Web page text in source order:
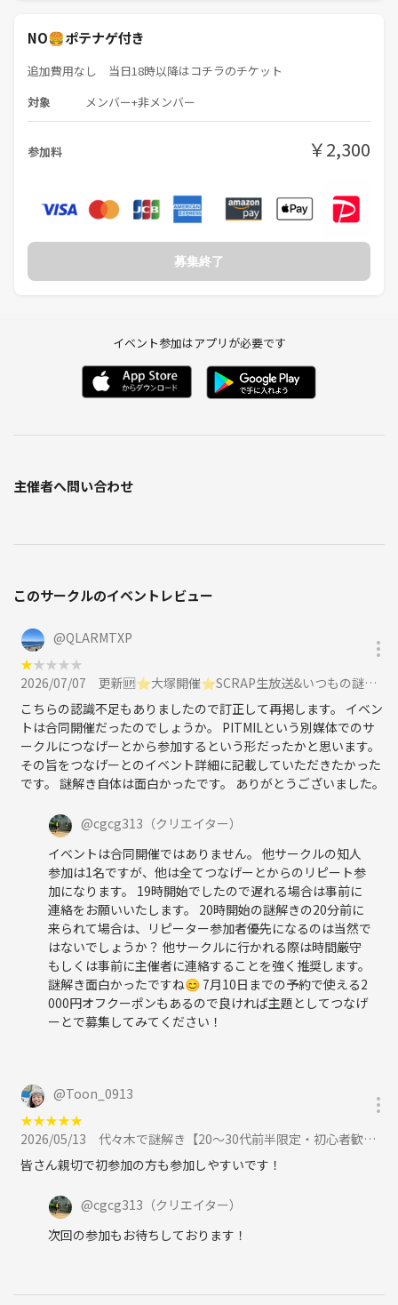
青春って甘酸っぱいよねー
言葉は通じずとも、少年と犬はいつも仲良く暮らしていました。
天才謎解きプレイヤーのイロハは小学一年生。
イロハは本日行われる学年末テストに心臓をバクバクさせていた。
でクラス中が大盛り上がりする。
イロハは、どんな問題が出題されるのか楽しみな反面、不安を感じてい
た。天才謎解きプレイヤーの名に恥じぬよう、ここは何としても満点を
今、決戦の火蓋が切られる。
こくご、さんすう、都道府県のテストが謎やパズルだらけ？
【過去作品のクリアタイム⌛️】
なので元気でれば更新します
〜みんなで🦆鍋🍲リピーター限定〜👫14名参加
～目指せラスボス討伐！～🌸
クリアタイム:1時間半🥇
◆ みんなで競技謎解き – GREAT ESCAPE –🌙
クリアタイム:50分🥇
◆ 思い出し中…
〜6回目の開催〜👫24名参加
◆ キミとサンポ🌸
クリアタイム:1時間🥇
◆ 出口のない違法建築物からの脱出🌙
クリアタイム1時間🥇
◆ 生き返ったら超デカい
ピラミッドに閉じ込められていた
クリアタイム:1時間半🥇
◆ ポジティブ謎🌸
クリアタイム:1時間半🥇
◆ 思い出し中…
◆ 思い出し中…
〜5回目の開催〜👫20名参加
◆危険潜む謎解きキット事件簿❄️
◆Monster Trap🌙
クリアタイム:1時間🥇
◆ 夜のリアル脱出ゲーム常設店舗からの脱出🌙
NO🍔ポテナゲ付き
追加費用なし 当日18時以降はコチラのチケット
対象 メンバー+非メンバー
参加料 ￥2,300
募集終了
イベント参加はアプリが必要です
主催者へ問い合わせ
このサークルのイベントレビュー
@QLARMTXP
★★★★★
2026/07/07
更新🆙⭐️大塚開催⭐️SCRAP生放送&いつもの謎解き【20代～30代前半限定】に参加
こちらの認識不足もありましたので訂正して再掲します。 イベン
トは合同開催だったのでしょうか。 PITMILという別媒体でのサ
ークルにつなげーとから参加するという形だったかと思います。
その旨をつなげーとのイベント詳細に記載していただきたかった
です。 謎解き自体は面白かったです。 ありがとうございました。
@cgcg313 （クリエイター）
イベントは合同開催ではありません。 他サークルの知人
参加は1名ですが、他は全てつなげーとからのリピート参
加になります。 19時開始でしたので遅れる場合は事前に
連絡をお願いいたします。 20時開始の謎解きの20分前に
来られて場合は、リピーター参加者優先になるのは当然で
はないでしょうか？ 他サークルに行かれる際は時間厳守
もしくは事前に主催者に連絡することを強く推奨します。
謎解き面白かったですね😊 7月10日までの予約で使える2
000円オフクーポンもあるので良ければ主題としてつなげ
ーとで募集してみてください！
@Toon_0913
★★★★★
2026/05/13
代々木で謎解き【20～30代前半限定・初心者歓迎】よだのレコード 軽食付きに参加
皆さん親切で初参加の方も参加しやすいです！
@cgcg313 （クリエイター）
次回の参加もお待ちしております！